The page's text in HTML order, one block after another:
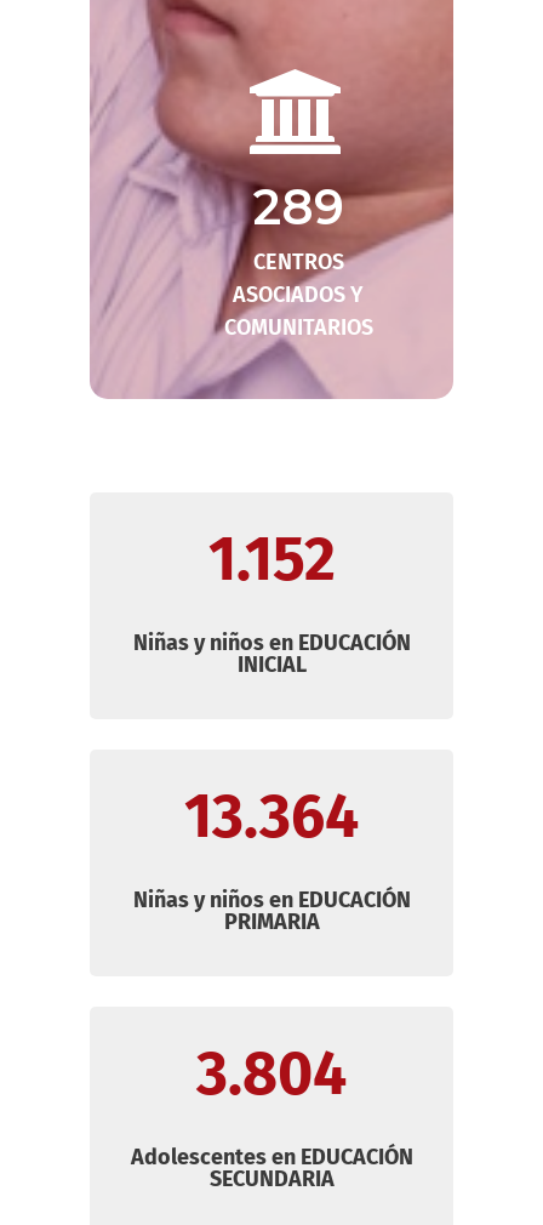
289
CENTROS
ASOCIADOS Y
COMUNITARIOS
1.152
Niñas y niños en EDUCACIÓN
INICIAL
13.364
Niñas y niños en EDUCACIÓN
PRIMARIA
3.804
Adolescentes en EDUCACIÓN
SECUNDARIA